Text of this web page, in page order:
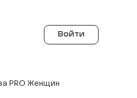
Войти
PRO Женщин